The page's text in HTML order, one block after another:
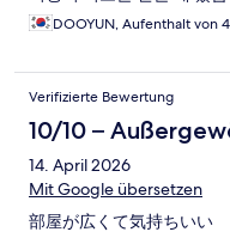
DOOYUN, Aufenthalt von
Verifizierte Bewertung
10/10 –
14. April 2026
Mit Google übersetzen
部屋が広くて気持ちいい